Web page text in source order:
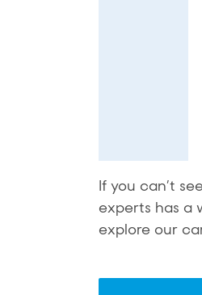
If you can’t
experts has a
explore our